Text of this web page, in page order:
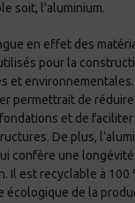
soit, l'aluminium.
en effet des
pour la
et
permettrait de
et de
De plus,
confère une
Il est recyclable à 100
écologique de la